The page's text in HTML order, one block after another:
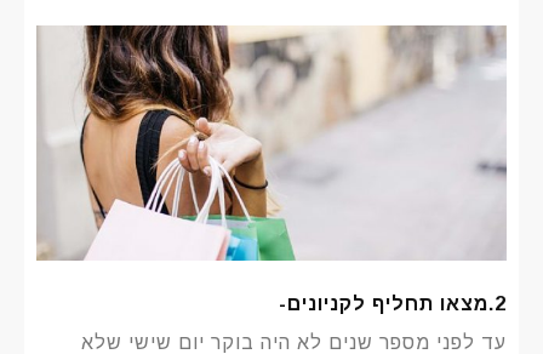
2.מצאו תחליף לקניונים-
עד לפני מספר שנים לא היה בוקר יום שישי שלא